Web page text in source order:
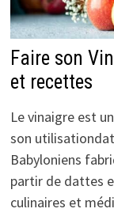
Faire son
et recettes
Le vinaigre est
son
Babyloniens
partir de dattes
culinaires et